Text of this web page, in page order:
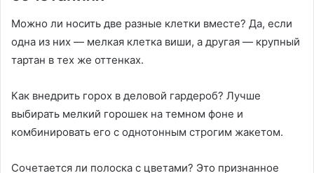
Можно ли носить две разные клетки вместе? Да, если
одна из них — мелкая клетка виши, а другая — крупный
тартан в тех же оттенках.
Как внедрить горох в деловой гардероб? Лучше
выбирать мелкий горошек на темном фоне и
комбинировать его с однотонным строгим жакетом.
Сочетается ли полоска с цветами? Это признанное